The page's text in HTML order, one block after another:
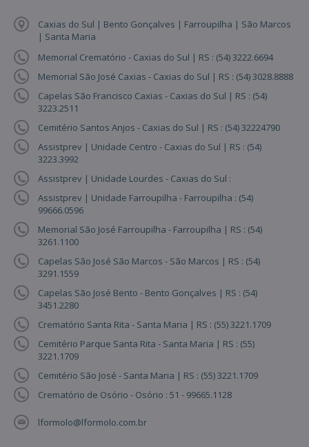
Caxias do Sul | Bento Gonçalves | Farroupilha | São Marcos
| Santa Maria
Memorial Crematório - Caxias do Sul | RS : (54) 3222.6694
Memorial São José Caxias - Caxias do Sul | RS : (54) 3028.8888
Capelas São Francisco Caxias - Caxias do Sul | RS : (54)
3223.2511
Cemitério Santos Anjos - Caxias do Sul | RS : (54) 32224790
Assistprev | Unidade Centro - Caxias do Sul | RS : (54)
3223.3992
Assistprev | Unidade Lourdes - Caxias do Sul :
Assistprev | Unidade Farroupilha - Farroupilha : (54)
99666.0596
Memorial São José Farroupilha - Farroupilha | RS : (54)
3261.1100
Capelas São José São Marcos - São Marcos | RS : (54)
3291.1559
Capelas São José Bento - Bento Gonçalves | RS : (54)
3451.2280
Crematório Santa Rita - Santa Maria | RS : (55) 3221.1709
Cemitério Parque Santa Rita - Santa Maria | RS : (55)
3221.1709
Cemitério São José - Santa Maria | RS : (55) 3221.1709
Crematório de Osório - Osório : 51 - 99665.1128
lformolo@lformolo.com.br